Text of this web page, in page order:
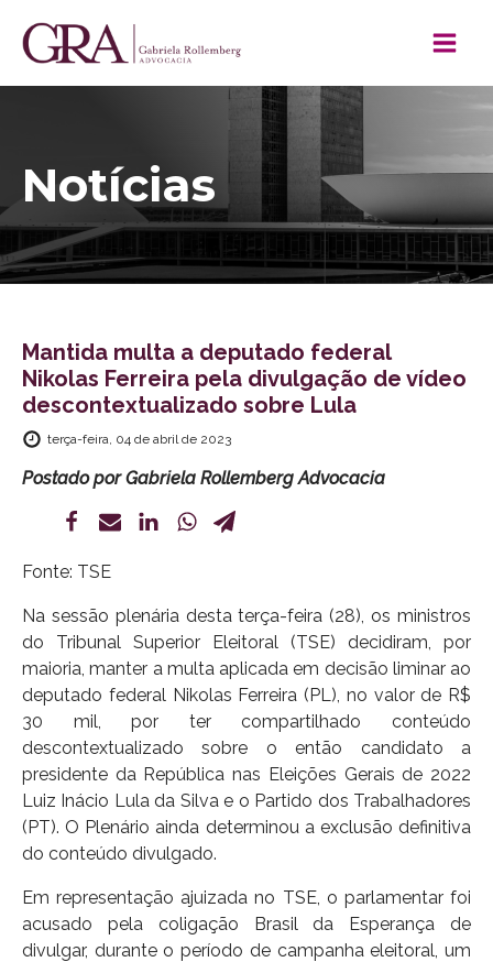
Notícias
Mantida multa a deputado federal
Nikolas Ferreira pela divulgação de vídeo
descontextualizado sobre Lula
terça-feira, 04 de abril de 2023
Postado porGabriela Rollemberg Advocacia
Fonte: TSE
Na sessão plenária desta terça-feira (28), os ministros
do Tribunal Superior Eleitoral (TSE) decidiram, por
maioria, manter a multa aplicada em decisão liminar ao
deputado federal Nikolas Ferreira (PL), no valor de R$
30 mil, por ter compartilhado conteúdo
descontextualizado sobre o então candidato a
presidente da República nas Eleições Gerais de 2022
Luiz Inácio Lula da Silva e o Partido dos Trabalhadores
(PT). O Plenário ainda determinou a exclusão definitiva
do conteúdo divulgado.
Em representação ajuizada no TSE, o parlamentar foi
acusado pela coligação Brasil da Esperança de
divulgar, durante o período de campanha eleitoral, um